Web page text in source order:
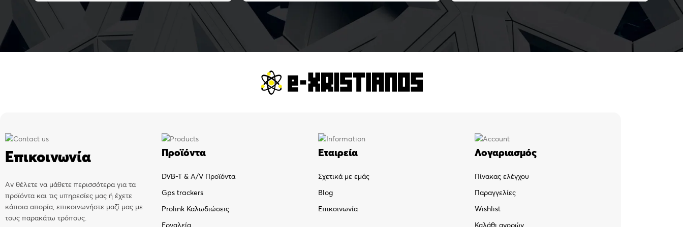
Επικοινωνία
Αν θέλετε να μάθετε περισσότερα για τα
προϊόντα και τις υπηρεσίες μας ή έχετε
κάποια απορία, επικοινωνήστε μαζί μας με
τους παρακάτω τρόπους.
Προϊόντα
DVB-T & A/V Προϊόντα
Gps trackers
Prolink Καλωδιώσεις
Εργαλεία
Εταιρεία
Σχετικά με εμάς
Blog
Επικοινωνία
Λογαριασμός
Πίνακας ελέγχου
Παραγγελίες
Wishlist
Καλάθι αγορών